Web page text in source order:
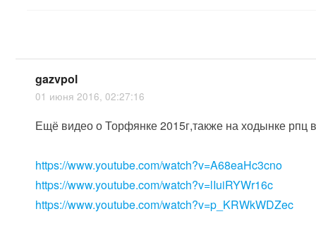
gazvpol
01 июня 2016, 02:27:16
Ещё видео о Торфянке 2015г,также на ходынке рпц
https://www.youtube.com/watch?v=A68eaHc3cno
https://www.youtube.com/watch?v=lIuiRYWr16c
https://www.youtube.com/watch?v=p_KRWkWDZec